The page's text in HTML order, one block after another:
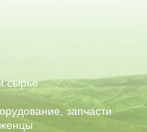
сырье
запчасти